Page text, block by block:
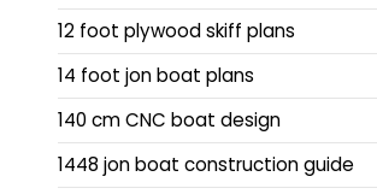
12 foot plywood skiff plans
14 foot jon boat plans
140 cm CNC boat design
1448 jon boat construction guide